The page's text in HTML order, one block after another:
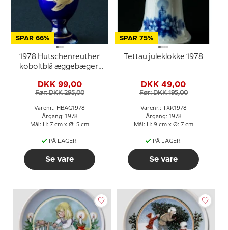
SPAR 66%
1978 Hutschenreuther
koboltblå æggebæger,
DKK 99,00
Før: DKK 295,00
Varenr.: HBAG1978
Årgang: 1978
Mål: H: 7 cm x Ø: 5 cm
PÅ LAGER
Se vare
SPAR 75%
Tettau juleklokke 1978
DKK 49,00
Før: DKK 195,00
Varenr.: TXK1978
Årgang: 1978
Mål: H: 9 cm x Ø: 7 cm
PÅ LAGER
Se vare